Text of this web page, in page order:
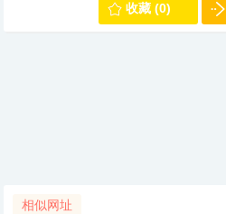
收藏 (0)
相似网址